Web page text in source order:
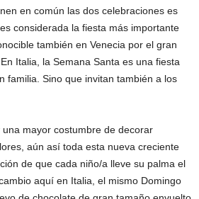
en común las dos celebraciones es
considerada la fiesta más importante
también en Venecia por el gran
Italia, la Semana Santa es una fiesta
familia. Sino que invitan también a los
mayor costumbre de decorar
aún así toda esta nueva creciente
de que cada niño/a lleve su palma el
aquí en Italia, el mismo Domingo